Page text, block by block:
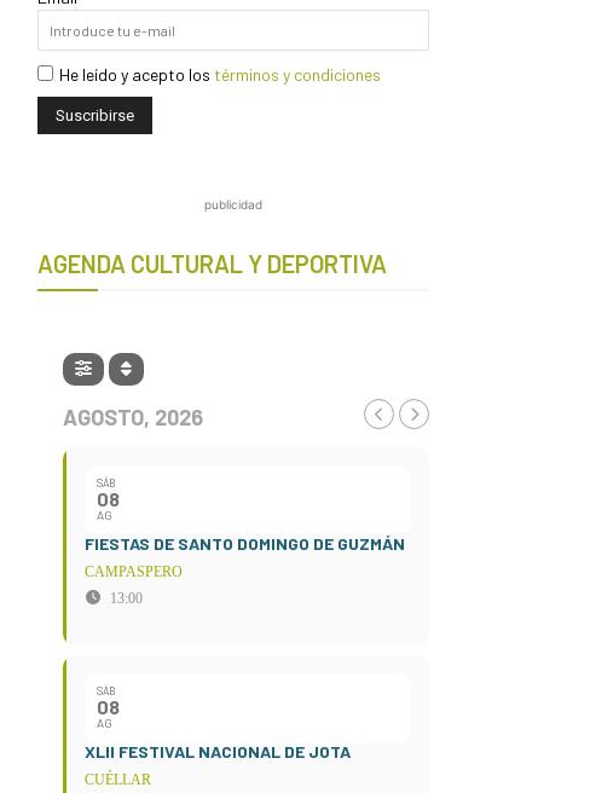
He leído y acepto los términos y condiciones
publicidad
AGENDA CULTURAL Y DEPORTIVA
AGOSTO, 2026
SÁB
08
AG
FIESTAS DE SANTO DOMINGO DE GUZMÁN
CAMPASPERO
13:00
SÁB
08
AG
XLII FESTIVAL NACIONAL DE JOTA
CUÉLLAR